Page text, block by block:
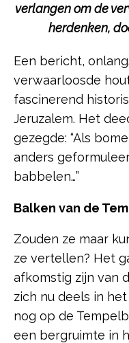
verlangen om de
herdenken,
Een bericht,
verwaarloosde
fascinerend
Jeruzalem. Het
gezegde: “Als
anders
babbelen…”
Balken van de
Zouden ze maar
ze vertellen? Het
afkomstig zijn van
zich nu deels in
nog op de
een bergruimte in